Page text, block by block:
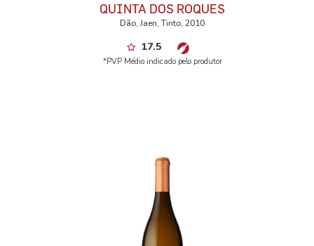
QUINTA DOS ROQUES
Dão, Jaen, Tinto, 2010
17.5
*PVP Médio indicado pelo produtor